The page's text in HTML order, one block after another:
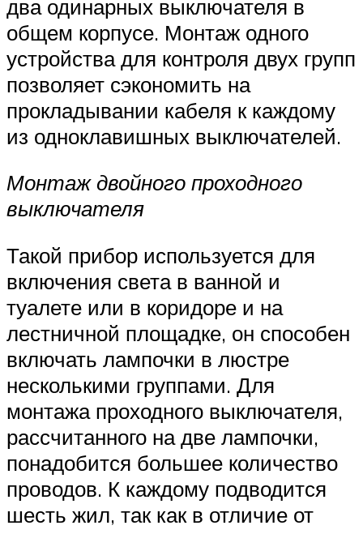
два одинарных выключателя в
общем корпусе. Монтаж одного
устройства для контроля двух групп
позволяет сэкономить на
прокладывании кабеля к каждому
из одноклавишных выключателей.
Монтаж двойного проходного
выключателя
Такой прибор используется для
включения света в ванной и
туалете или в коридоре и на
лестничной площадке, он способен
включать лампочки в люстре
несколькими группами. Для
монтажа проходного выключателя,
рассчитанного на две лампочки,
понадобится большее количество
проводов. К каждому подводится
шесть жил, так как в отличие от